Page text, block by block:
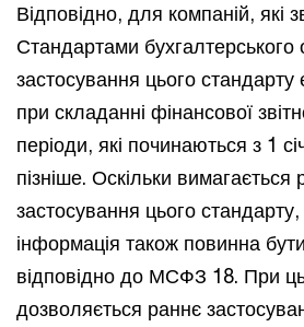
Відповідно, для компаній, які
Стандартами
застосування цього
при складанні фінансової
періоди, які починаються з 1
пізніше. Оскільки вимагається
застосування цього
інформація також повинна
відповідно до МСФЗ 18. При
дозволяється раннє